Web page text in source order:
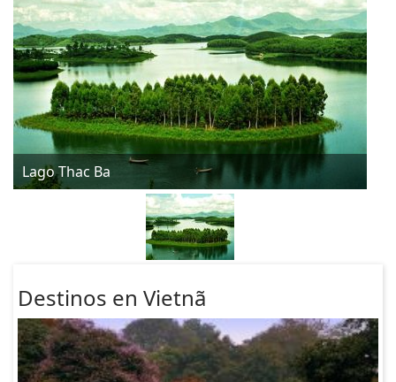
Lago Thac Ba
Destinos en Vietnã